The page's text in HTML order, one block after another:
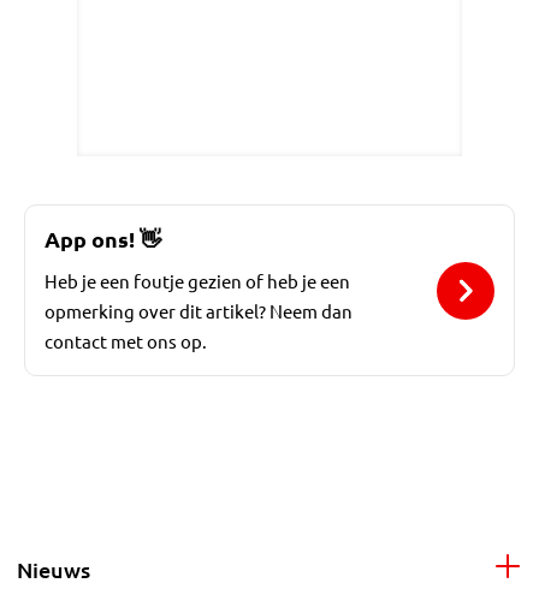
App ons!👋
Heb je een foutje gezien of heb je een
opmerking over dit artikel? Neem dan
contact met ons op.
Nieuws